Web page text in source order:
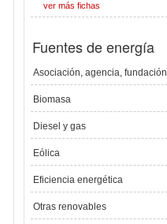
ver más fichas
Fuentes de energía
Asociación, agencia, fundación
Biomasa
Diesel y gas
Eólica
Eficiencia energética
Otras renovables